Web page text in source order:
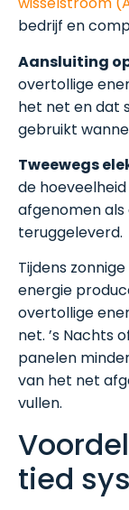
bedrijf en
Aansluiting
overtollige
het net en dat
gebruikt
Tweewegs
de
afgenomen
teruggeleverd.
Tijdens
energie
overtollige
net. ’s Nachts
panelen
van het net
vullen.
tied